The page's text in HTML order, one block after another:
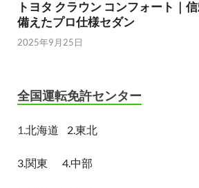
トヨタ クラウン コンフォート｜
備えたプロ仕様セダン
2025年9月25日
全国運転免許センター
1. 北海道 2.東北
3.関東 4.中部